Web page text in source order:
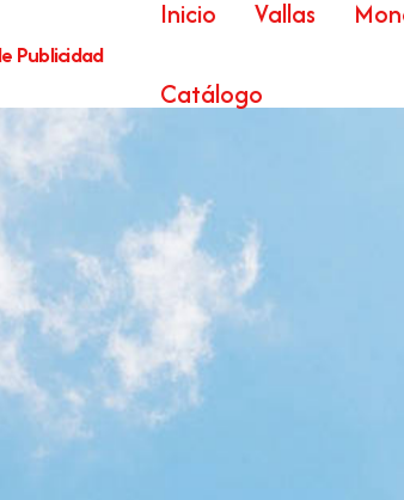
Publicidad
Inicio Vallas
Catálogo